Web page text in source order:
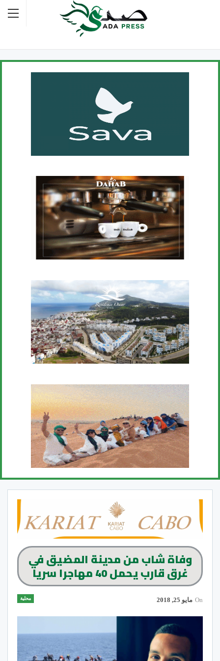
وفاة شاب من مدينة المضيق في
غرق قارب يحمل 40 مهاجرا سريا
محلية On مايو 25, 2018